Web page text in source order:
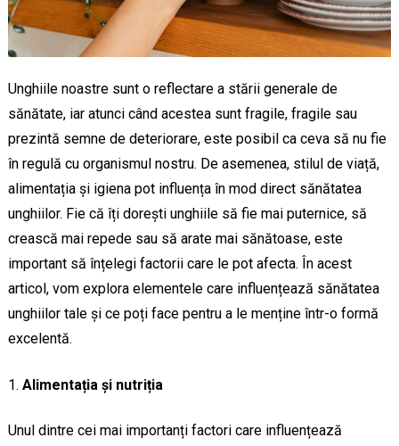
Unghiile noastre sunt o reflectare a stării generale de
sănătate, iar atunci când acestea sunt fragile, fragile sau
prezintă semne de deteriorare, este posibil ca ceva să nu fie
în regulă cu organismul nostru. De asemenea, stilul de viață,
alimentația și igiena pot influența în mod direct sănătatea
unghiilor. Fie că îți dorești unghiile să fie mai puternice, să
crească mai repede sau să arate mai sănătoase, este
important să înțelegi factorii care le pot afecta. În acest
articol, vom explora elementele care influențează sănătatea
unghiilor tale și ce poți face pentru a le menține într-o formă
excelentă.
Alimentația și nutriția
Unul dintre cei mai importanți factori care influențează